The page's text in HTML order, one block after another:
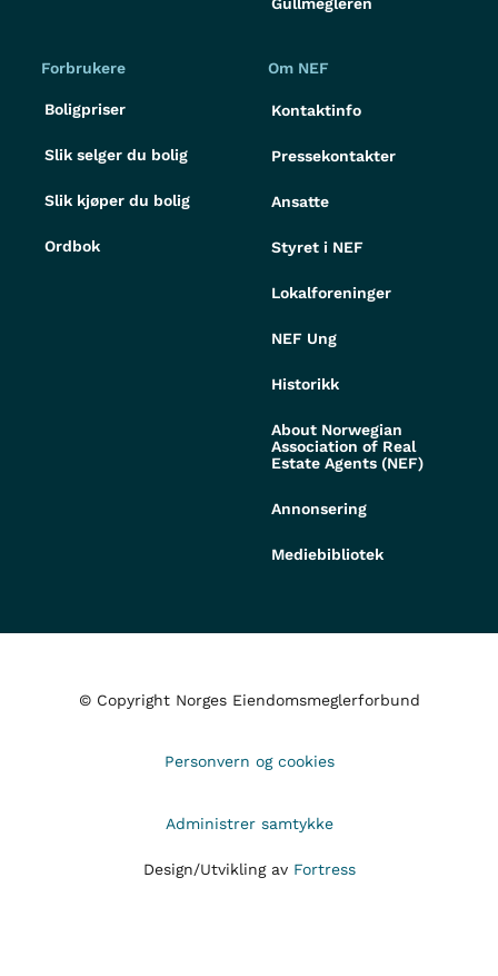
Forbrukere
Boligpriser
Slik selger du bolig
Slik kjøper du bolig
Ordbok
Om NEF
Kontaktinfo
Pressekontakter
Ansatte
Styret i NEF
Lokalforeninger
NEF Ung
Historikk
About Norwegian
Association of Real
Estate Agents (NEF)
Annonsering
Mediebibliotek
© Copyright Norges Eiendomsmeglerforbund
Personvern og cookies
Administrer samtykke
Design/Utvikling av Fortress